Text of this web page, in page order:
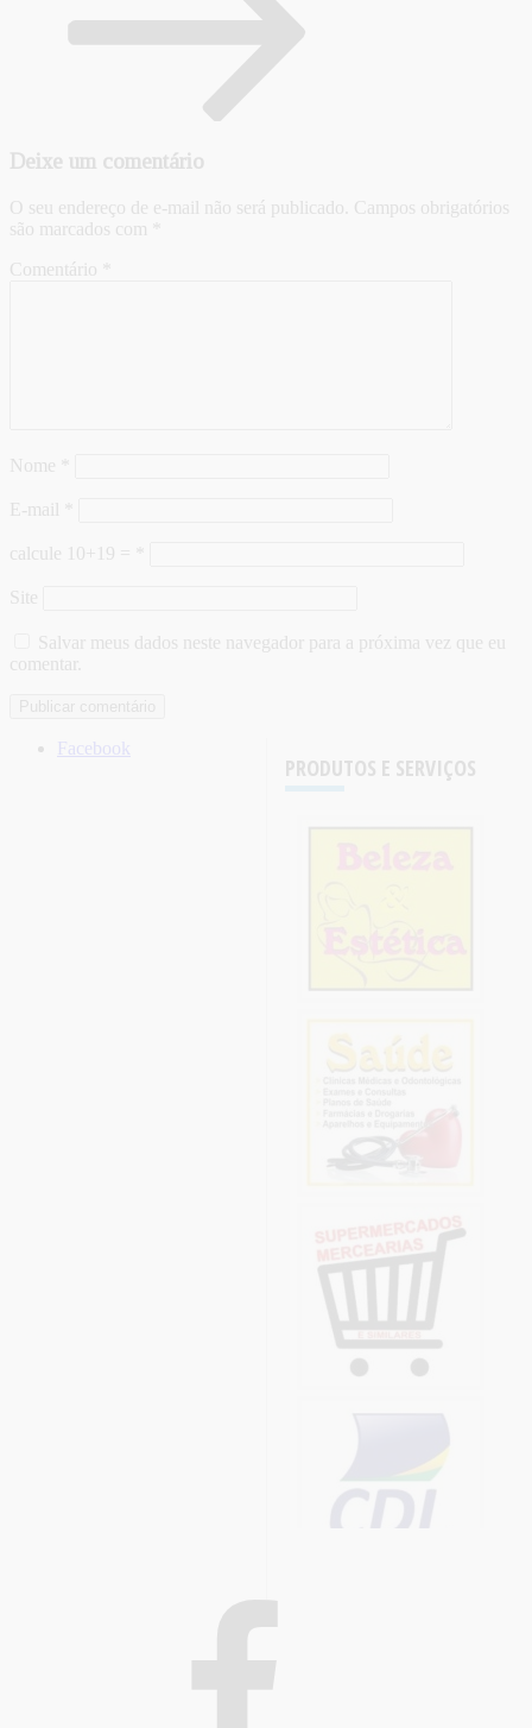
Deixe um comentário
O seu endereço de e-mail não será publicado. Campos obrigatórios
são marcados com
Comentário
Nome
E-mail
calcule 10+19 =
Site
Salvar meus dados neste navegador para a próxima vez que eu
comentar.
PRODUTOS E SERVIÇOS
Facebook